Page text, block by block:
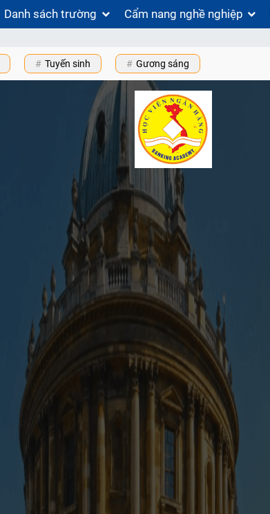
Danh sách trường Cẩm nang nghề nghiệp
Tuyến sinh Gương sáng